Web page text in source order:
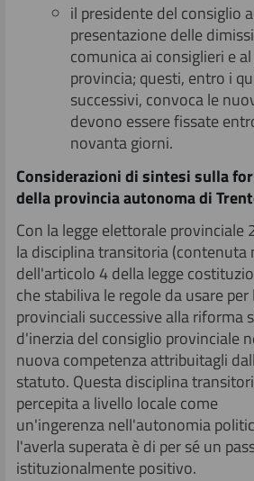
il presidente del consiglio
presentazione delle
comunica ai consiglieri e
provincia; questi, entro i
successivi, convoca le
devono essere fissate
novanta giorni.
Considerazioni di sintesi sulla
della provincia autonoma di
Con la legge elettorale
la disciplina transitoria (contenuta
dell'articolo 4 della legge
che stabiliva le regole da usare
provinciali successive alla riforma
d'inerzia del consiglio provinciale
nuova competenza attribuitagli
statuto. Questa disciplina
percepita a livello locale come
un'ingerenza nell'autonomia
l'averla superata è di per sé un
istituzionalmente positivo.